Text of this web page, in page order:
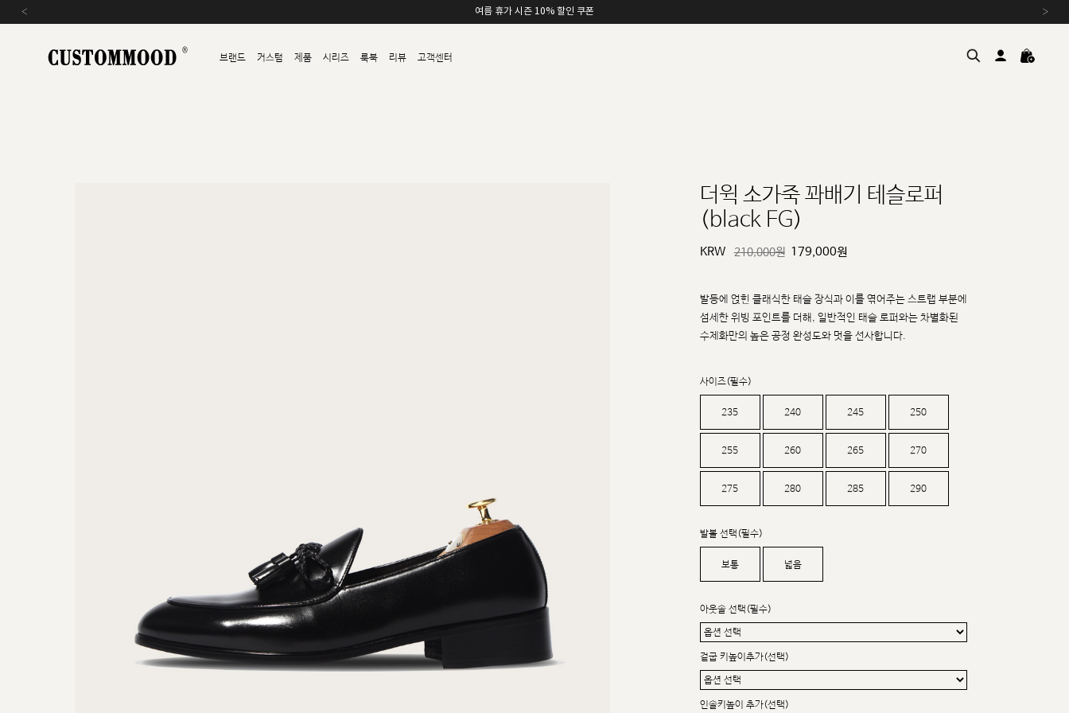
여름 휴가 시즌 10% 할인 쿠폰
‹ ›
브랜드 커스텀 제품 시리즈 룩북 리뷰 고객센터
더윅 소가죽 꽈배기 테슬로퍼
(black FG)
KRW 210,000원 179,000원
발등에 얹힌 클래식한 태슬 장식과 이를 엮어주는 스트랩 부분에
섬세한 위빙 포인트를 더해, 일반적인 태슬 로퍼와는 차별화된
수제화만의 높은 공정 완성도와 멋을 선사합니다.
사이즈(필수)
235 240 245 250
255 260 265 270
275 280 285 290
발볼 선택(필수)
보통 넓음
아웃솔 선택(필수)
겉굽 키높이추가(선택)
인솔키높이 추가(선택)